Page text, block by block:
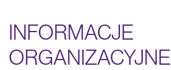
INFORMACJE
ORGANIZACYJNE